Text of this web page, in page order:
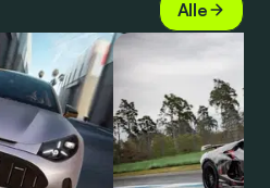
Alle